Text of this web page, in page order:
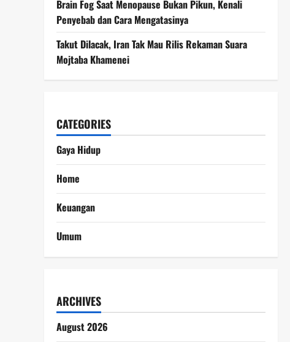
Brain Fog Saat Menopause Bukan Pikun, Kenali
Penyebab dan Cara Mengatasinya
Takut Dilacak, Iran Tak Mau Rilis Rekaman Suara
Mojtaba Khamenei
CATEGORIES
Gaya Hidup
Home
Keuangan
Umum
ARCHIVES
August 2026